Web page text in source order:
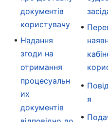
документів
користувачу
Надання
згоди на
отримання
процесуальн
их
документів
я